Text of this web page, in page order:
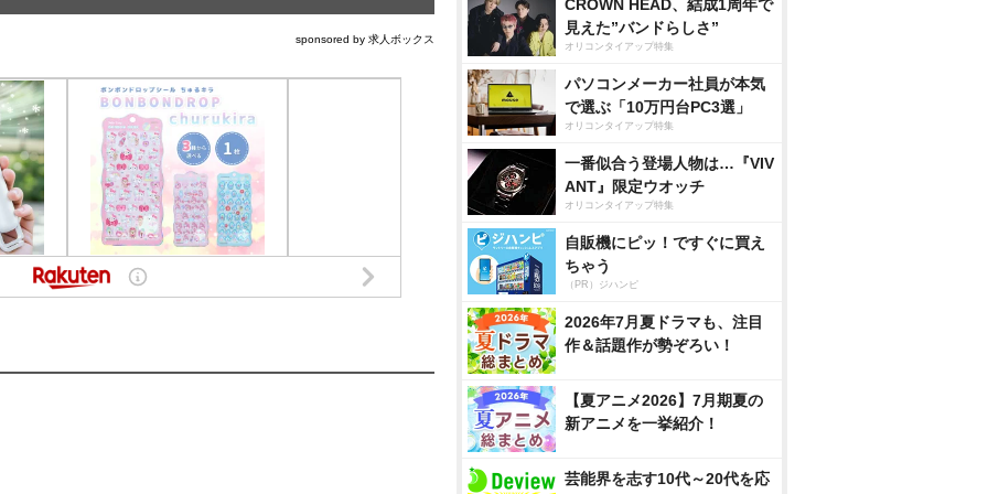
sponsored by 求人ボックス
CROWN HEAD、結成1周年で
見えた”バンドらしさ”
オリコンタイアップ特集
パソコンメーカー社員が本気
で選ぶ「10万円台PC3選」
オリコンタイアップ特集
一番似合う登場人物は…『VIV
ANT』限定ウオッチ
オリコンタイアップ特集
自販機にピッ！ですぐに買え
ちゃう
（PR）ジハンピ
2026年7月夏ドラマも、注目
作＆話題作が勢ぞろい！
【夏アニメ2026】7月期夏の
新アニメを一挙紹介！
芸能界を志す10代～20代を応